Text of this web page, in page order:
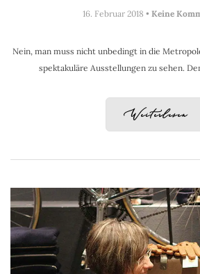
16. Februar 2018 • Keine
Nein, man muss nicht unbedingt in die
spektakuläre Ausstellungen zu sehen.
Weiterlesen